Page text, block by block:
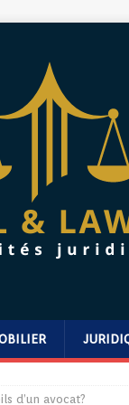
d’un avocat?